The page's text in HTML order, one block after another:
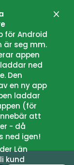
för Android
är seg mm.
appen
ned
Den
en ny app
laddar
(för
att
- då
ned igen!
Län
kund